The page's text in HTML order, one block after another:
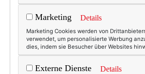
Marketing Details
Marketing Cookies werden von
verwendet, um personalisierte Werbung
dies, indem sie Besucher über Websites
Externe Dienste Details